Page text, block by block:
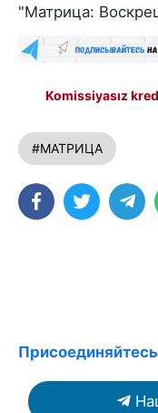
"Матрица:
Komissiyasız
#МАТРИЦА